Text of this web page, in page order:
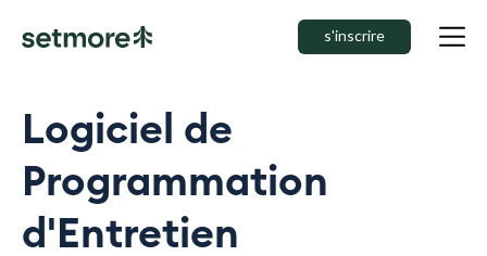
s'inscrire
Logiciel de
Programmation
d'Entretien